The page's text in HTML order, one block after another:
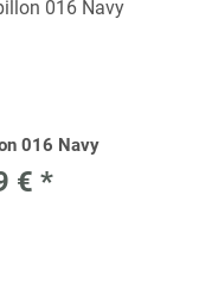
016 Navy
€ *